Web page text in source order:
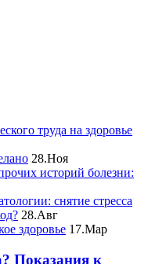
труда на здоровье
28.Ноя
историй болезни:
снятие стресса
28.Авг
здоровье 17.Мар
Показания к